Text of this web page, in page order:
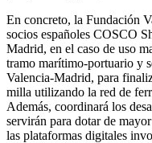
En concreto, la Fundación
socios españoles COSCO
Madrid, en el caso de uso
tramo marítimo-portuario y
Valencia-Madrid, para
milla utilizando la red de
Además, coordinará los
servirán para dotar de
las plataformas digitales